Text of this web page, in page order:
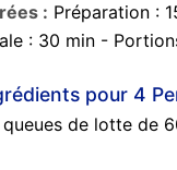
: Préparation :
: 30 min -
pour 4
queues de lotte de